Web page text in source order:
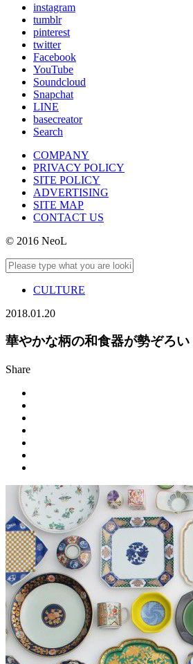
instagram
tumblr
pinterest
twitter
Facebook
YouTube
Soundcloud
Snapchat
LINE
basecreator
Search
COMPANY
PRIVACY POLICY
SITE POLICY
ADVERTISING
SITE MAP
CONTACT US
© 2016 NeoL
CULTURE
2018.01.20
華やかな柄の和食器が勢ぞろ
Share